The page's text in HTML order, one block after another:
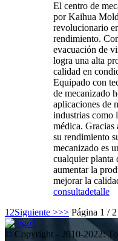
El centro de
por Kaihua
revolucionario
rendimiento.
evacuación de
logra una alta
calidad en
Equipado con
de mecanizado
aplicaciones de
industrias como
médica. Gracias
su rendimiento
mecanizado es
cualquier planta
aumentar la
mejorar la
consultadetalle
1 2Siguiente >>> Página 1 / 2
© Copyright - 2010-2022: